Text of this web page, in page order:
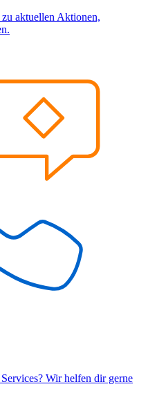
aktuellen Aktionen,
Wir helfen dir gerne